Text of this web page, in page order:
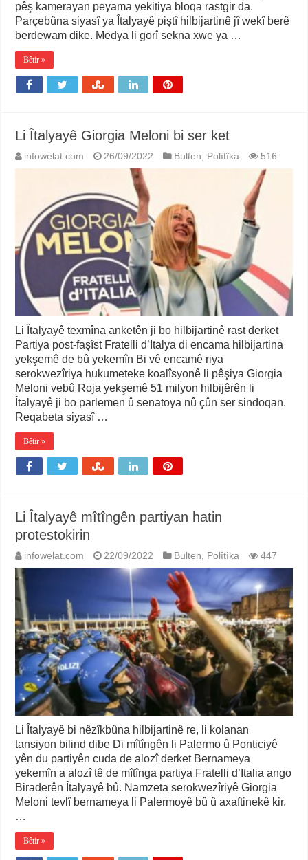
pêş kamerayan peyama yekitiya bloqa rastgir da.
Parçebûna siyasî ya Îtalyayê piştî hilbijartinê jî wekî berê
berdewam dike. Medya li gorî sekna xwe ya …
Bêtir »
Li Îtalyayê Giorgia Meloni bi ser ket
infowelat.com 26/09/2022 Bulten, Polîtîka 516
Li Îtalyayê texmîna anketên ji bo hilbijartinê rast derket
Partiya post-faşîst Fratelli d’Italya di encama hilbijartina
yekşemê de bû yekemîn Bi vê encamê riya
serokwezîriya hukumeteke koalîsyonê li pêşiya Giorgia
Meloni vebû Roja yekşemê 51 milyon hilbijêrên li
Îtalyayê ji bo parlemen û senatoya nû çûn ser sindoqan.
Reqabeta siyasî …
Bêtir »
Li Îtalyayê mîtîngên partiyan hatin
protestokirin
infowelat.com 22/09/2022 Bulten, Polîtîka 447
Li Îtalyayê bi nêzîkbûna hilbijartinê re, li kolanan
tansiyon bilind dibe Di mîtîngên li Palermo û Ponticiyê
yên du partiyên cuda de alozî derket Bernameya
yekemîn a alozî tê de mîtînga partiya Fratelli d’Italia ango
Biraderên Îtalyayê bû. Namzeta serokwezîriyê Giorgia
Meloni tevlî bernameya li Palermoyê bû û axaftinekê kir.
…
Bêtir »